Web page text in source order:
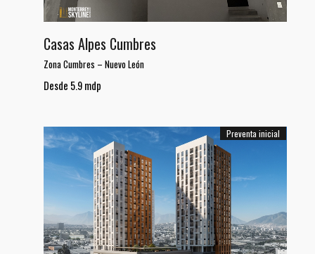
Casas Alpes Cumbres
Zona Cumbres – Nuevo León
Desde 5.9 mdp
Preventa inicial